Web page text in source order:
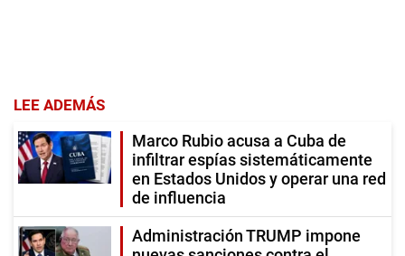
LEE ADEMÁS
Marco Rubio acusa a Cuba de
infiltrar espías sistemáticamente
en Estados Unidos y operar una red
de influencia
Administración TRUMP impone